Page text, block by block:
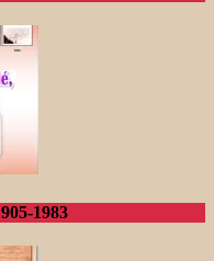
1983